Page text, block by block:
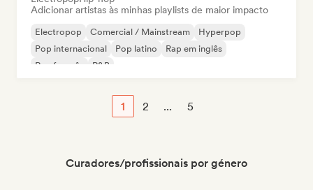
Adicionar artistas às minhas playlists de maior impacto
Electropop Comercial / Mainstream
Hyperpop
Pop internacional
Pop latino
Rap em inglês
Rap francês
R&B
1 2 ... 5
Curadores/profissionais por género